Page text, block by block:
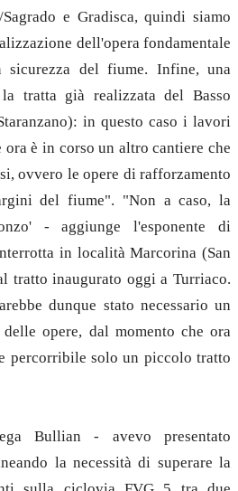
e Gradisca, quindi siamo
dell'opera fondamentale
sicurezza del fiume. Infine, una
tratta già realizzata del Basso
in questo caso i lavori
è in corso un altro cantiere che
ovvero le opere di rafforzamento
del fiume". "Non a caso, la
- aggiunge l'esponente di
in località Marcorina (San
tratto inaugurato oggi a Turriaco.
dunque stato necessario un
opere, dal momento che ora
percorribile solo un piccolo tratto
Bullian - avevo presentato
la necessità di superare la